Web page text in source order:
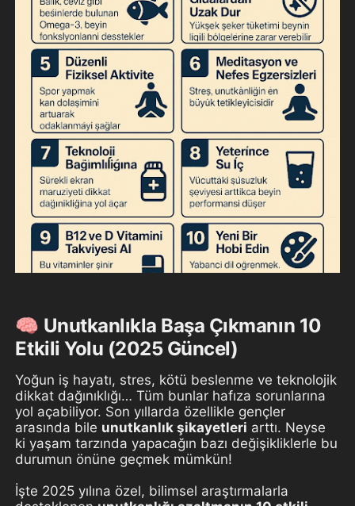
🧠 Unutkanlıkla Başa Çıkmanın 10
Etkili Yolu (2025 Güncel)
Yoğun iş hayatı, stres, kötü beslenme ve teknolojik
dikkat dağınıklığı… Tüm bunlar hafıza sorunlarına
yol açabiliyor. Son yıllarda özellikle gençler
arasında bile unutkanlık şikayetleri arttı. Neyse
ki yaşam tarzında yapacağın bazı değişikliklerle bu
durumun önüne geçmek mümkün!
İşte 2025 yılına özel, bilimsel araştırmalarla